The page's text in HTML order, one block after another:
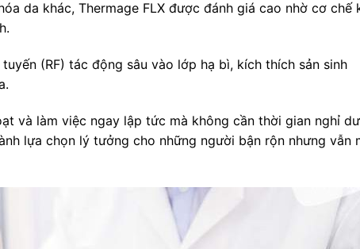
da khác, Thermage FLX được đánh giá cao nhờ cơ chế
(RF) tác động sâu vào lớp hạ bì, kích thích sản sinh
và làm việc ngay lập tức mà không cần thời gian nghỉ
lựa chọn lý tưởng cho những người bận rộn nhưng vẫn